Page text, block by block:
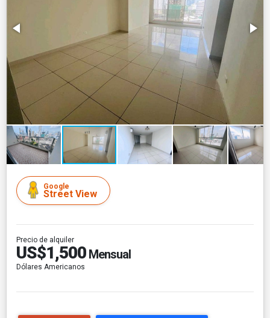
Google
Street View
Precio de alquiler
US$1,500 Mensual
Dólares Americanos